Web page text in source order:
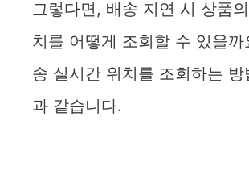
그렇다면, 배송 지연 시 상품
치를 어떻게 조회할 수 있을까
송 실시간 위치를 조회하는 방
과 같습니다.